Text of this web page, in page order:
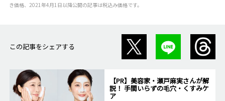
き価格、2021年4月1日以降公開の記事は税込み価格です。
この記事をシェアする
【PR】美容家・瀬戸麻実さんが解
説！ 手間いらずの毛穴・くすみケ
ア